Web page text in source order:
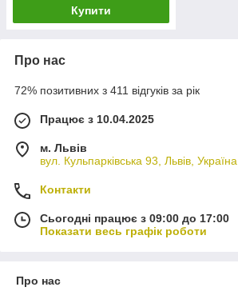
Купити
Про нас
72% позитивних з 411 відгуків за рік
Працює з 10.04.2025
м. Львів
вул. Кульпарківська 93, Львів, Україна
Контакти
Сьогодні працює з 09:00 до 17:00
Показати весь графік роботи
Про нас